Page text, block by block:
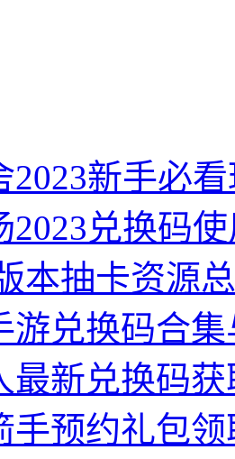
2023新手必
2023兑换码
本抽卡资源
游兑换码合
最新兑换码
手预约礼包